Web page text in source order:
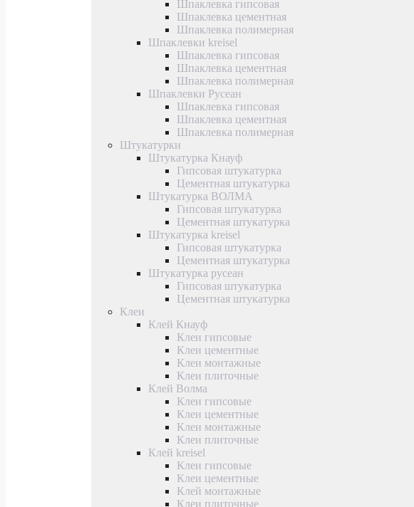
Шпаклевка гипсовая
Шпаклевка цементная
Шпаклевка полимерная
Шпаклевки kreisel
Шпаклевка гипсовая
Шпаклевка цементная
Шпаклевка полимерная
Шпаклевки Русеан
Шпаклевка гипсовая
Шпаклевка цементная
Шпаклевка полимерная
Штукатурки
Штукатурка Кнауф
Гипсовая штукатурка
Цементная штукатурка
Штукатурка ВОЛМА
Гипсовая штукатурка
Цементная штукатурка
Штукатурка kreisel
Гипсовая штукатурка
Цементная штукатурка
Штукатурка русеан
Гипсовая штукатурка
Цементная штукатурка
Клеи
Клей Кнауф
Клеи гипсовые
Клеи цементные
Клеи монтажные
Клеи плиточные
Клей Волма
Клеи гипсовые
Клеи цементные
Клеи монтажные
Клеи плиточные
Клей kreisel
Клеи гипсовые
Клеи цементные
Клей монтажные
Клеи плиточные